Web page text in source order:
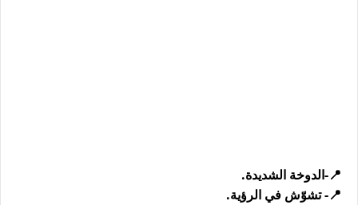
📍-الدوخة الشديدة.
📍- تشوّش في الرؤية.